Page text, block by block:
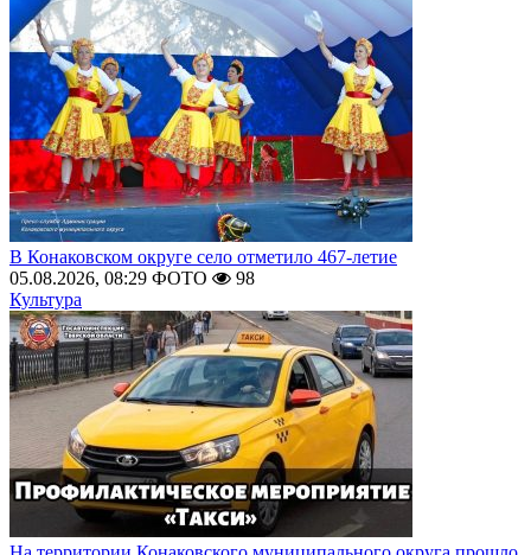
В Конаковском округе село отметило 467-летие
05.08.2026, 08:29 ФОТО
98
Культура